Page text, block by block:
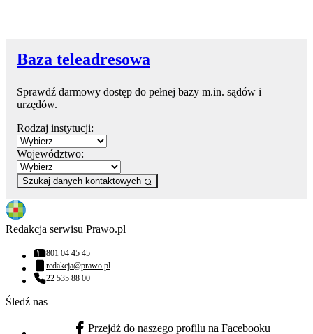
Baza teleadresowa
Sprawdź darmowy dostęp do pełnej bazy m.in. sądów i
urzędów.
Rodzaj instytucji:
Województwo:
Szukaj danych kontaktowych
Redakcja serwisu Prawo.pl
Numer telefonu:
801 04 45 45
Adres email:
redakcja@prawo.pl
Numer telefonu:
22 535 88 00
Śledź nas
Przejdź do naszego profilu na Facebooku